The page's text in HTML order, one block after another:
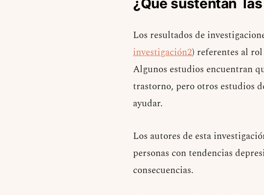
¿Qué sustentan
Los resultados de
investigación2) referentes al
Algunos estudios encuentran
trastorno, pero otros estudios
ayudar.
Los autores de esta
personas con tendencias
consecuencias.